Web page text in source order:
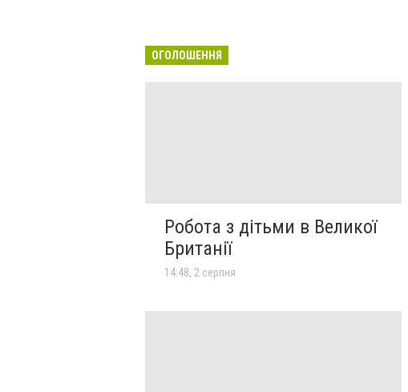
ОГОЛОШЕННЯ
Робота з дітьми в Великої
Британії
14:48, 2 серпня